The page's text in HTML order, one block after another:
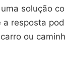
solução
resposta
ou